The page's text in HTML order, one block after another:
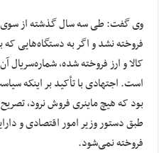
وی گفت: طی سه سال گذشته از سوی
فروخته نشد و اگر به دستگاه‌هایی که
کالا و ارز فروخته شده،
است. اجتهادی با تأکید بر اینکه
بود که هیچ ماینری فروش نرود،
طبق دستور وزیر امور اقتصادی و
فروخته نمی‌شود.